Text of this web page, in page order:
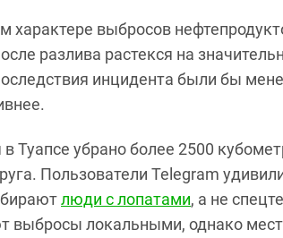
выбросов
разлива растекся на
инцидента были бы
Туапсе убрано более 2500
Пользователи Telegram
люди с лопатами, а не
выбросы локальными, однако